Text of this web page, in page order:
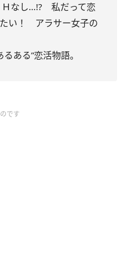
Ｈなし…!? 私だって恋
い！ アラサー女子の
ある”恋活物語。
です